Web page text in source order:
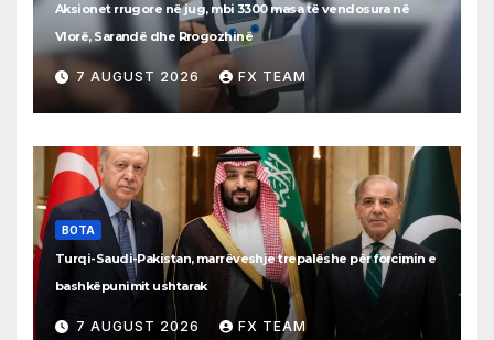
Aksionet rrugore në jug, mbi 3300 masa të vendosura në
Vlorë, Sarandë dhe Rrogozhinë
7 AUGUST 2026 FX TEAM
BOTA
Turqi-Saudi-Pakistan, marrëveshje trepalëshe për forcimin e
bashkëpunimit ushtarak
7 AUGUST 2026 FX TEAM